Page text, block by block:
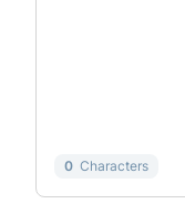
0 Characters